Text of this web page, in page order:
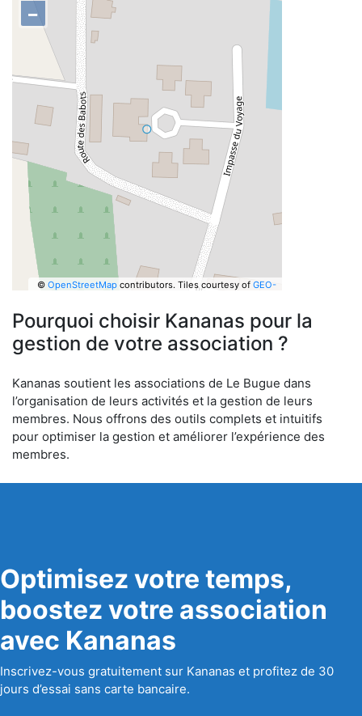
−
© OpenStreetMapcontributors. Tiles courtesy of GEO-
Pourquoi choisir Kananas pour la
gestion de votre association ?
Kananas soutient les associations de Le Bugue dans
l’organisation de leurs activités et la gestion de leurs
membres. Nous offrons des outils complets et intuitifs
pour optimiser la gestion et améliorer l’expérience des
membres.
Optimisez votre temps,
boostez votre association
avec Kananas
Inscrivez-vous gratuitement sur Kananas et profitez de 30
jours d’essai sans carte bancaire.